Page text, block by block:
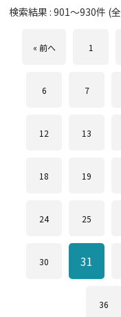
検索結果 :901～930件 (全
« 前へ 1
6 7
12 13
18 19
24 25
30 31
36